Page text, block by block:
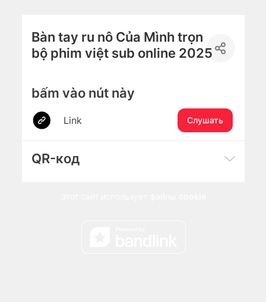
Bàn tay ru nô Của Mình trọn
bộ phim việt sub online 2025
bấm vào nút này
Link Слушать
QR-код